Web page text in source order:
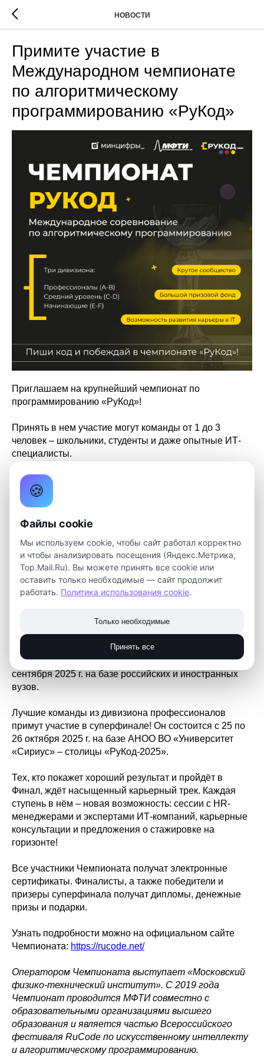
НОВОСТИ
Примите участие в
Международном чемпионате
по алгоритмическому
программированию «РуКод»
Приглашаем на крупнейший чемпионат по
программированию «РуКод»!
Принять в нем участие могут команды от 1 до 3
человек – школьники, студенты и даже опытные ИТ-
специалисты.
Чтобы участвовать в «РуКоде», достаточно базово
знать алгоритмы и уметь программировать на одном
из языков: C/C++, Python, Java, Kotlin, Rust.
Зарегистрироваться на Чемпионат может любой
желающий:https://www.gosuslugi.ru/landing/RuCode
Заявки принимаются до 31 августа. После
регистрации нужно будет пройти тренировочный
модуль или сразу перейти к заданиям отборочного
этапа.
По итогам решения задач отборочного этапа вам
будет рекомендован дивизион (старший, средний или
младший), в рамках которого команда будет
выступать в финале. Финал Чемпионата пройдет 28
сентября 2025 г. на базе российских и иностранных
вузов.
Лучшие команды из дивизиона профессионалов
примут участие в суперфинале! Он состоится с 25 по
26 октября 2025 г. на базе АНОО ВО «Университет
«Сириус» – столицы «РуКод-2025».
Тех, кто покажет хороший результат и пройдёт в
Финал, ждёт насыщенный карьерный трек. Каждая
ступень в нём – новая возможность: сессии с HR-
менеджерами и экспертами ИТ-компаний, карьерные
консультации и предложения о стажировке на
горизонте!
Все участники Чемпионата получат электронные
сертификаты. Финалисты, а также победители и
призеры суперфинала получат дипломы, денежные
призы и подарки.
Узнать подробности можно на официальном сайте
Чемпионата: https://rucode.net/
Оператором Чемпионата выступает «Московский
физико-технический институт». C 2019 года
Чемпионат проводится МФТИ совместно с
образовательными организациями высшего
образования и является частью Всероссийского
фестиваля RuCode по искусственному интеллекту
и алгоритмическому программированию.
🍪
Файлы cookie
Мы используем cookie, чтобы сайт работал корректно
и чтобы анализировать посещения (Яндекс.Метрика,
Top.Mail.Ru). Вы можете принять все cookie или
оставить только необходимые — сайт продолжит
работать. Политика использования cookie.
Только необходимые
Принять все